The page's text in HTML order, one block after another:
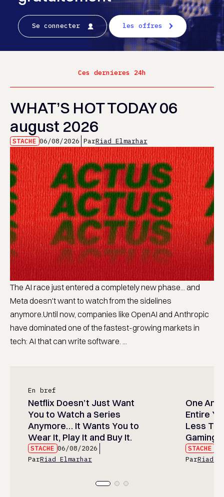
Se connecter les offres
Ces dernieres 24h
WHAT’S HOT TODAY 06
august 2026
STACHE 06/08/2026 ParRiad Elmarhar
The AI race just entered a completely new phase... and
Meta doesn't want to watch from the sidelines
anymore.Until now, companies like OpenAI and Anthropic
have dominated one of the fastest-growing markets in
tech: AI that can write software. ...
En bref
Netflix Doesn’t Just Want
You to Watch a Series
Anymore… It Wants You to
Wear It, Play It and Buy It.
STACHE 06/08/2026
ParRiad Elmarhar
One
Entire
Less
Gaming
STACHE
ParRiad